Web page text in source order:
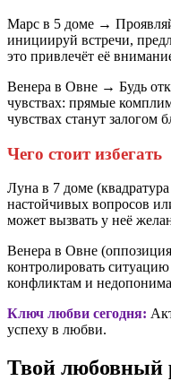
Марс в 5 доме →
инициируй встречи,
это привлечёт её
Венера в Овне → Будь
чувствах: прямые
чувствах станут залогом
Чего стоит избегать
Луна в 7 доме
настойчивых вопросов
может вызвать у неё
Венера в Овне
контролировать
конфликтам и
Ключ любви сегодня:
успеху в любви.
Твой любовный